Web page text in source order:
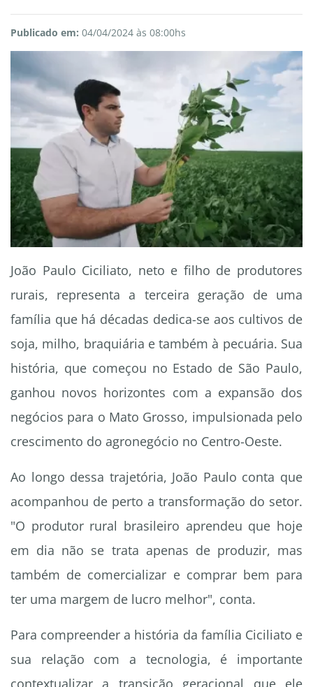
Publicado em: 04/04/2024 às 08:00hs
João Paulo Ciciliato, neto e filho de produtores
rurais, representa a terceira geração de uma
família que há décadas dedica-se aos cultivos de
soja, milho, braquiária e também à pecuária. Sua
história, que começou no Estado de São Paulo,
ganhou novos horizontes com a expansão dos
negócios para o Mato Grosso, impulsionada pelo
crescimento do agronegócio no Centro-Oeste.
Ao longo dessa trajetória, João Paulo conta que
acompanhou de perto a transformação do setor.
"O produtor rural brasileiro aprendeu que hoje
em dia não se trata apenas de produzir, mas
também de comercializar e comprar bem para
ter uma margem de lucro melhor", conta.
Para compreender a história da família Ciciliato e
sua relação com a tecnologia, é importante